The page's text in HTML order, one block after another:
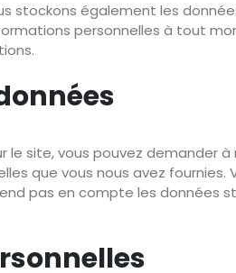
stockons également les
personnelles à tout
le site, vous pouvez demander
que vous nous avez
pas en compte les données